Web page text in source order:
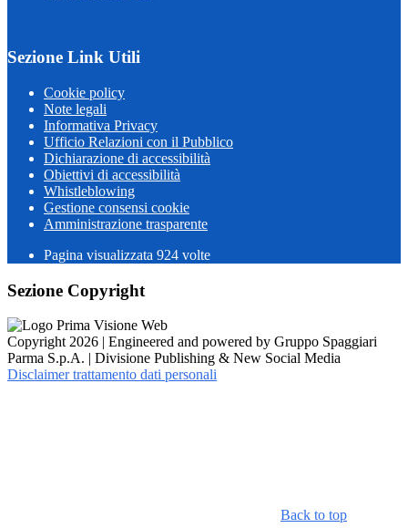
Sezione Link Utili
Cookie policy
Note legali
Informativa Privacy
Ufficio Relazioni con il Pubblico
Dichiarazione di accessibilità
Obiettivi di accessibilità
Whistleblowing
Gestione consensi cookie
Amministrazione trasparente
Pagina visualizzata 924 volte
Sezione Copyright
Copyright 2026 | Engineered and powered by Gruppo Spaggiari
Parma S.p.A. | Divisione Publishing & New Social Media
Disclaimer trattamento dati personali
Back to top